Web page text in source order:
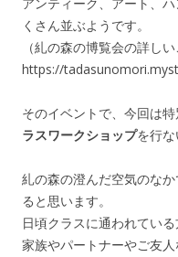
くさん並ぶようです。
（糺の森の博覧会の詳し
https://
そのイベントで、今回は特
ラスワークショップを行な
糺の森の澄んだ空気のな
ると思います。
日頃クラスに通われてい
家族やパートナーやご友